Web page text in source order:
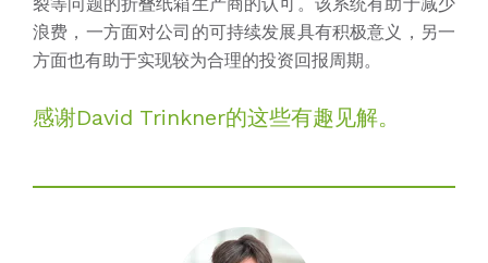
浪费，一方面对公司的可持续发展具有积极意义，另一
方面也有助于实现较为合理的投资回报周期。
感谢David Trinkner的这些有趣见解。